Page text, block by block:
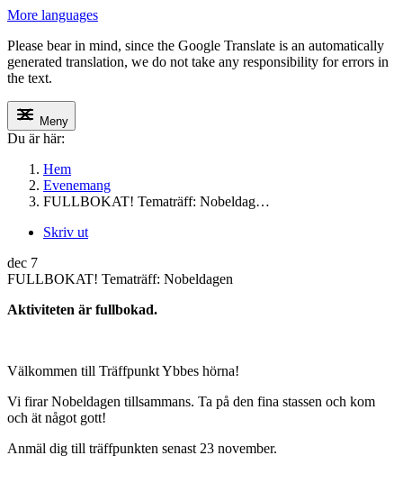
More languages
Please bear in mind, since the Google Translate is an automatically
generated translation, we do not take any responsibility for errors in
the text.
Meny
Du är här:
Hem
Evenemang
FULLBOKAT! Tematräff: Nobeldag…
Skriv ut
dec 7
FULLBOKAT! Tematräff: Nobeldagen
Aktiviteten är fullbokad.
Välkommen till Träffpunkt Ybbes hörna!
Vi firar Nobeldagen tillsammans. Ta på den fina stassen och kom
och ät något gott!
Anmäl dig till träffpunkten senast 23 november.